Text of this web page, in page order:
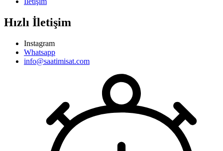
Hızlı İletişim
Instagram
Whatsapp
info@saatimisat.com